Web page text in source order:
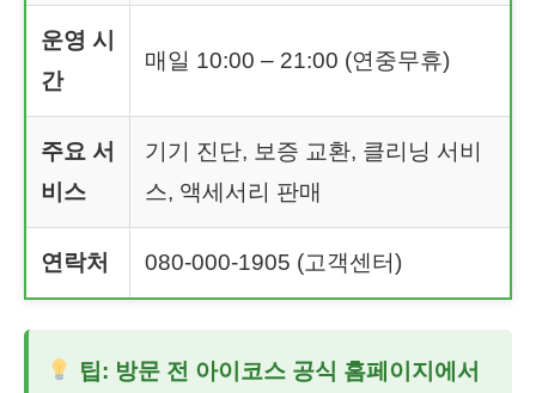
운영 시
간
매일 10:00 – 21:00 (연중무휴)
주요 서
비스
기기 진단, 보증 교환, 클리닝 서비
스, 액세서리 판매
연락처 080-000-1905 (고객센터)
팁: 방문 전 아이코스 공식 홈페이지에서